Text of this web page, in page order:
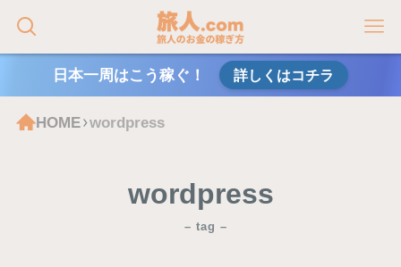
日本一周はこう稼ぐ！ 詳しくはコチラ
HOME wordpress
wordpress
– tag –